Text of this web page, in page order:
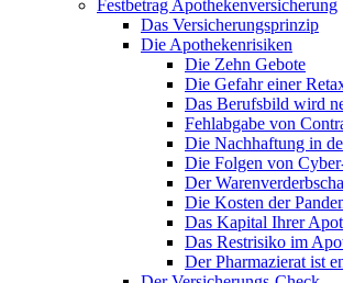
Festbetrag Apothekenversicherung
Das Versicherungsprinzip
Die Apothekenrisiken
Die Zehn Gebote
Die Gefahr einer
Das Berufsbild wird
Fehlabgabe von
Die Nachhaftung in
Die Folgen von
Der
Die Kosten der
Das Kapital Ihrer
Das Restrisiko im
Der Pharmazierat ist